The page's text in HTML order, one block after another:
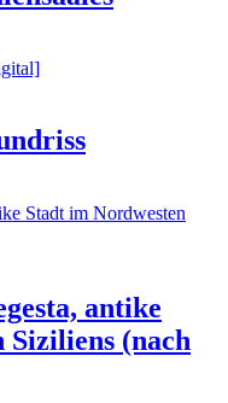
antike
Siziliens (nach